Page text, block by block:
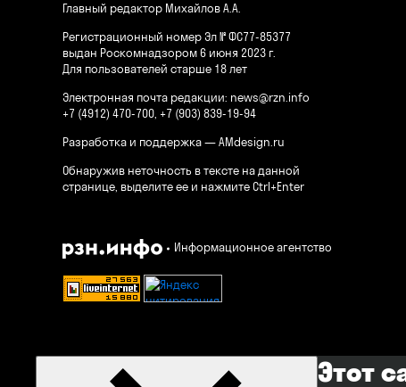
Главный редактор Михайлов А.А.
Регистрационный номер Эл № ФС77-85377
выдан Роскомнадзором 6 июня 2023 г.
Для пользователей старше 18 лет
Электронная почта редакции: news@rzn.info
+7 (4912) 470-700, +7 (903) 839-19-94
Разработка и поддержка —AMdesign.ru
Обнаружив неточность в тексте на данной
странице, выделите ее и нажмите Ctrl+Enter
Информационное агентство
Этот